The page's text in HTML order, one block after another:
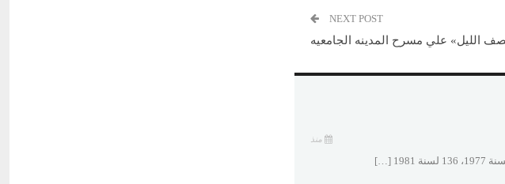
NEXT POST
الليل» علي مسرح المدينه الجامعيه
منذ